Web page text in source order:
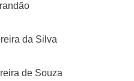
da Silva
de Souza